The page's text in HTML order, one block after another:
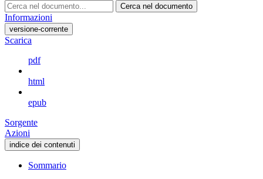
Cerca nel documento
Informazioni
versione-corrente
Scarica
pdf
html
epub
Sorgente
Azioni
indice dei contenuti
Sommario